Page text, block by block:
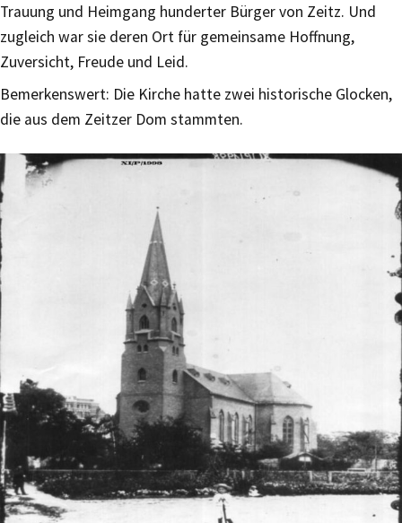
Trauung und Heimgang hunderter Bürger von Zeitz. Und
zugleich war sie deren Ort für gemeinsame Hoffnung,
Zuversicht, Freude und Leid.
Bemerkenswert: Die Kirche hatte zwei historische Glocken,
die aus dem Zeitzer Dom stammten.